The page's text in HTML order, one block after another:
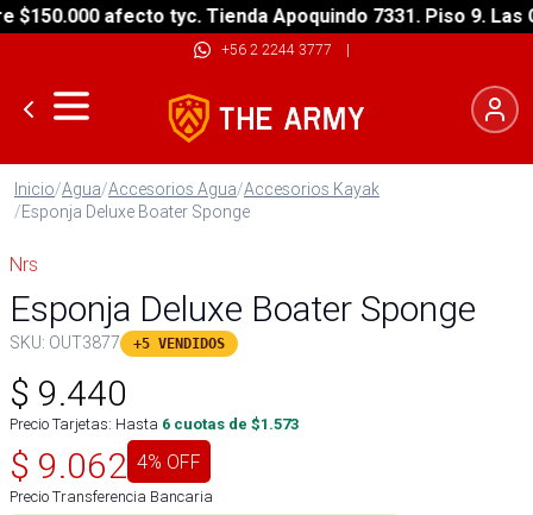
afecto tyc. Tienda Apoquindo 7331. Piso 9. Las
+56 2 2244 3777 |
Inicio/Agua/Accesorios Agua/Accesorios Kayak
/Esponja Deluxe Boater Sponge
Nrs
Esponja Deluxe Boater Sponge
SKU: OUT3877 +5 VENDIDOS
$ 9.440
Precio Tarjetas: Hasta 6 cuotas de $1.573
$ 9.062 4% OFF
Precio Transferencia Bancaria